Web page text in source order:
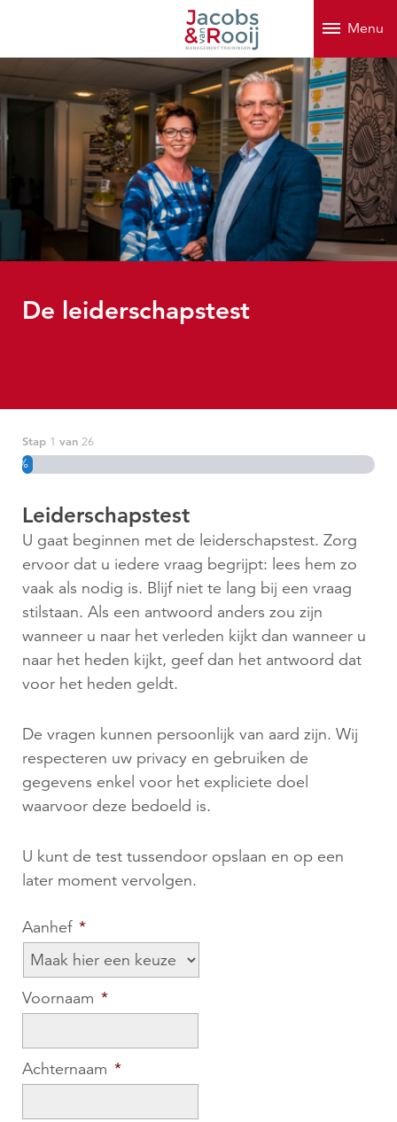
Menu
De leiderschapstest
Stap 1 van 26
3%
Leiderschapstest
U gaat beginnen met de leiderschapstest. Zorg
ervoor dat u iedere vraag begrijpt: lees hem zo
vaak als nodig is. Blijf niet te lang bij een vraag
stilstaan. Als een antwoord anders zou zijn
wanneer u naar het verleden kijkt dan wanneer u
naar het heden kijkt, geef dan het antwoord dat
voor het heden geldt.
De vragen kunnen persoonlijk van aard zijn. Wij
respecteren uw privacy en gebruiken de
gegevens enkel voor het expliciete doel
waarvoor deze bedoeld is.
U kunt de test tussendoor opslaan en op een
later moment vervolgen.
Aanhef *
Voornaam *
Achternaam *